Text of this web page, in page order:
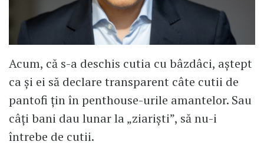
Acum, că s-a deschis cutia cu bâzdâci, aștept
ca și ei să declare transparent câte cutii de
pantofi țin în penthouse-urile amantelor. Sau
câți bani dau lunar la „ziariști”, să nu-i
întrebe de cutii.